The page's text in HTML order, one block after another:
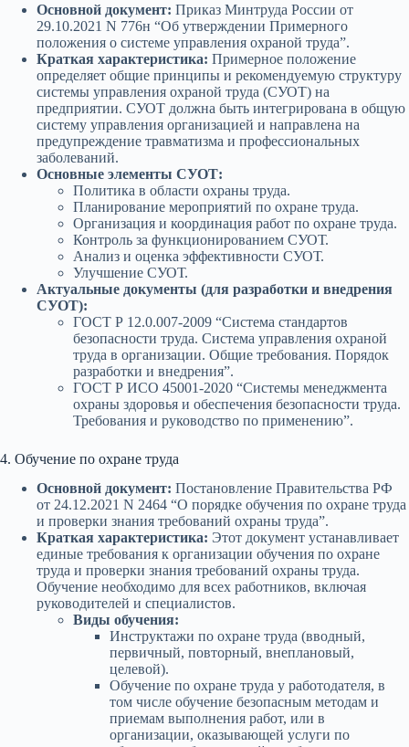
Основной документ: Приказ Минтруда России от
29.10.2021 N 776н “Об утверждении Примерного
положения о системе управления охраной труда”.
Краткая характеристика: Примерное положение
определяет общие принципы и рекомендуемую структуру
системы управления охраной труда (СУОТ) на
предприятии. СУОТ должна быть интегрирована в общую
систему управления организацией и направлена на
предупреждение травматизма и профессиональных
заболеваний.
Основные элементы СУОТ:
Политика в области охраны труда.
Планирование мероприятий по охране труда.
Организация и координация работ по охране труда.
Контроль за функционированием СУОТ.
Анализ и оценка эффективности СУОТ.
Улучшение СУОТ.
Актуальные документы (для разработки и внедрения
СУОТ):
ГОСТ Р 12.0.007-2009 “Система стандартов
безопасности труда. Система управления охраной
труда в организации. Общие требования. Порядок
разработки и внедрения”.
ГОСТ Р ИСО 45001-2020 “Системы менеджмента
охраны здоровья и обеспечения безопасности труда.
Требования и руководство по применению”.
4. Обучение по охране труда
Основной документ: Постановление Правительства РФ
от 24.12.2021 N 2464 “О порядке обучения по охране труда
и проверки знания требований охраны труда”.
Краткая характеристика: Этот документ устанавливает
единые требования к организации обучения по охране
труда и проверки знания требований охраны труда.
Обучение необходимо для всех работников, включая
руководителей и специалистов.
Виды обучения:
Инструктажи по охране труда (вводный,
первичный, повторный, внеплановый,
целевой).
Обучение по охране труда у работодателя, в
том числе обучение безопасным методам и
приемам выполнения работ, или в
организации, оказывающей услуги по